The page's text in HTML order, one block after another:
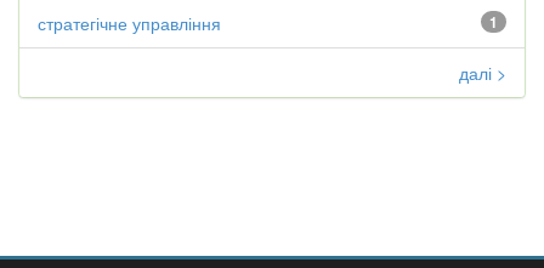
1
стратегічне управління
далі >